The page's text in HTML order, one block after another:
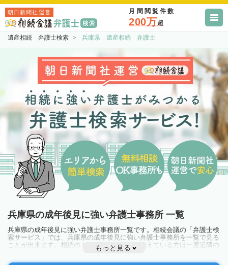
朝日新聞社運営 月間閲覧件数
200万超
遺産相続 弁護士検索 兵庫県 遺産相続 弁護士
兵庫県の成年後見に強い弁護士事務所 一覧
兵庫県の成年後見に強い弁護士事務所一覧です。相続会議の「弁護士検
索サービス」では、兵庫県の成年後見に強い弁護士事務所を一覧で見る
ことが出来ます。相続のトラブルやお悩みを抱えている方は一度近隣の
弁護士に相談してみましょう。
もっと見る